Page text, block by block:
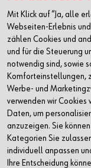
+49 7940 15-
info@wuerth.com
Mit Klick auf “Ja, alle
Webseiten-Erlebnis
zählen Cookies und
und für die Steuerung
notwendig sind, sowie
Komforteinstellungen,
Werbe- und
verwenden wir
Daten, um
anzuzeigen. Sie
Kategorien Sie
individuell anpassen
Ihre Entscheidung